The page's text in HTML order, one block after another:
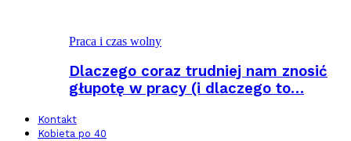
Praca i czas wolny
Dlaczego coraz trudniej nam znosić
głupotę w pracy (i dlaczego to…
Kontakt
Kobieta po 40